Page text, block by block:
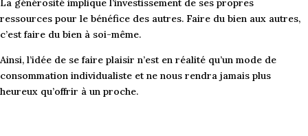
La générosité implique l’investissement de ses propres
ressources pour le bénéfice des autres. Faire du bien aux autres,
c’est faire du bien à soi-même.
Ainsi, l’idée de se faire plaisir n’est en réalité qu’un mode de
consommation individualiste et ne nous rendra jamais plus
heureux qu’offrir à un proche.